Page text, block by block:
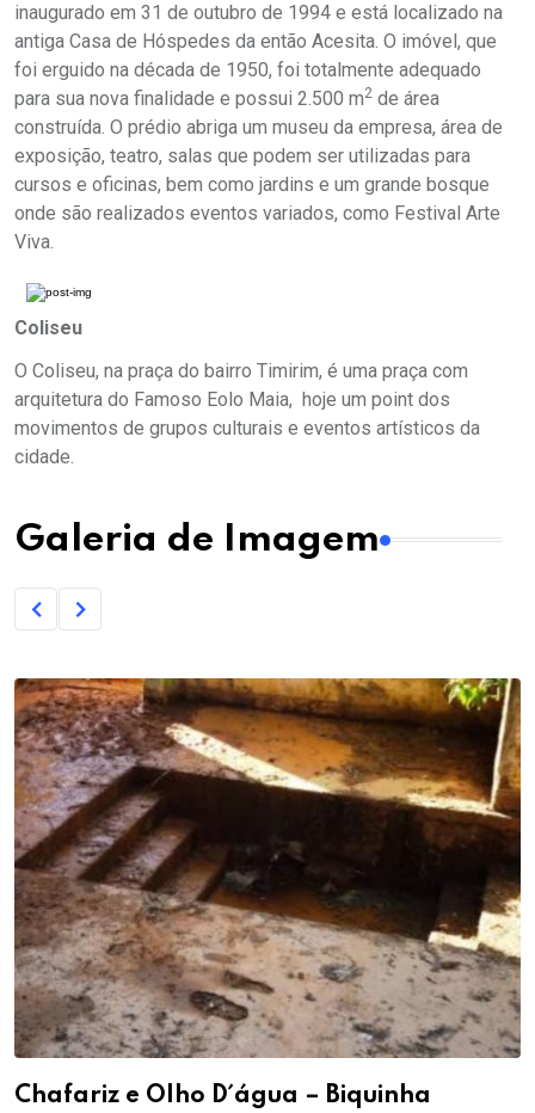
inaugurado em 31 de outubro de 1994 e está localizado na
antiga Casa de Hóspedes da então Acesita. O imóvel, que
foi erguido na década de 1950, foi totalmente adequado
para sua nova finalidade e possui 2.500 m2 de área
construída. O prédio abriga um museu da empresa, área de
exposição, teatro, salas que podem ser utilizadas para
cursos e oficinas, bem como jardins e um grande bosque
onde são realizados eventos variados, como Festival Arte
Viva.
Coliseu
O Coliseu, na praça do bairro Timirim, é uma praça com
arquitetura do Famoso Eolo Maia, hoje um point dos
movimentos de grupos culturais e eventos artísticos da
cidade.
Galeria de Imagem
Chafariz e Olho D´água – Biquinha